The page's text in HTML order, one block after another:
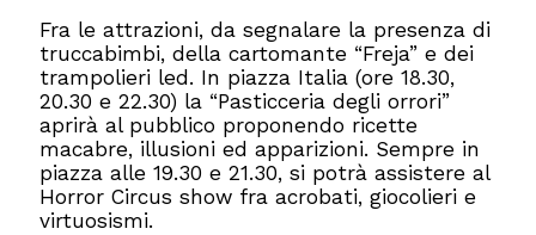
Fra le attrazioni, da segnalare la presenza di
truccabimbi, della cartomante “Freja” e dei
trampolieri led. In piazza Italia (ore 18.30,
20.30 e 22.30) la “Pasticceria degli orrori”
aprirà al pubblico proponendo ricette
macabre, illusioni ed apparizioni. Sempre in
piazza alle 19.30 e 21.30, si potrà assistere al
Horror Circus show fra acrobati, giocolieri e
virtuosismi.